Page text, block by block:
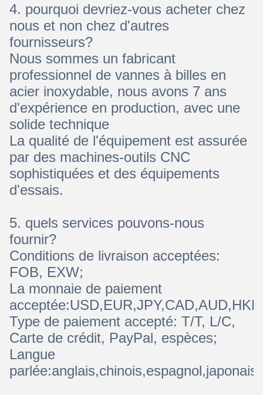
4. pourquoi devriez-vous acheter chez
nous et non chez d'autres
fournisseurs?
Nous sommes un fabricant
professionnel de vannes à billes en
acier inoxydable, nous avons 7 ans
d'expérience en production, avec une
solide technique
La qualité de l'équipement est assurée
par des machines-outils CNC
sophistiquées et des équipements
d'essais.
5. quels services pouvons-nous
fournir?
Conditions de livraison acceptées:
FOB, EXW;
La monnaie de paiement
Type de paiement accepté: T/T, L/C,
Carte de crédit, PayPal, espèces;
Langue